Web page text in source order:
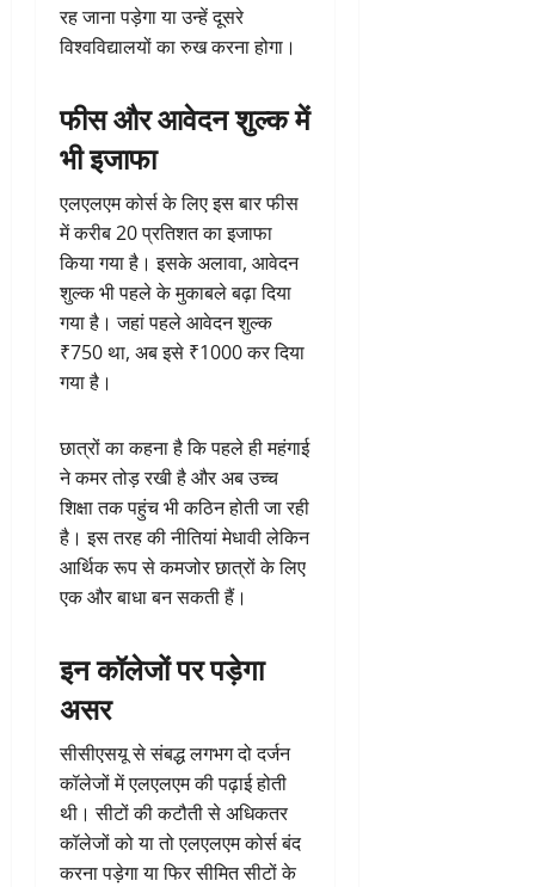
रह जाना पड़ेगा या उन्हें दूसरे
विश्वविद्यालयों का रुख करना होगा।
फीस और आवेदन शुल्क में
भी इजाफा
एलएलएम कोर्स के लिए इस बार फीस
में करीब 20 प्रतिशत का इजाफा
किया गया है। इसके अलावा, आवेदन
शुल्क भी पहले के मुकाबले बढ़ा दिया
गया है। जहां पहले आवेदन शुल्क
₹750 था, अब इसे ₹1000 कर दिया
गया है।
छात्रों का कहना है कि पहले ही महंगाई
ने कमर तोड़ रखी है और अब उच्च
शिक्षा तक पहुंच भी कठिन होती जा रही
है। इस तरह की नीतियां मेधावी लेकिन
आर्थिक रूप से कमजोर छात्रों के लिए
एक और बाधा बन सकती हैं।
इन कॉलेजों पर पड़ेगा
असर
सीसीएसयू से संबद्ध लगभग दो दर्जन
कॉलेजों में एलएलएम की पढ़ाई होती
थी। सीटों की कटौती से अधिकतर
कॉलेजों को या तो एलएलएम कोर्स बंद
करना पड़ेगा या फिर सीमित सीटों के